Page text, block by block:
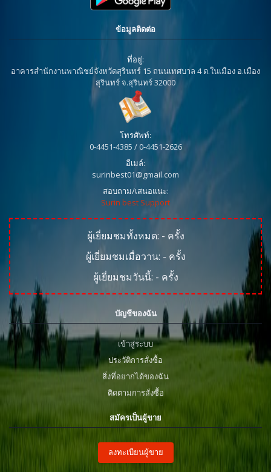
ข้อมูลติดต่อ
ที่อยู่:
อาคารสำนักงานพาณิชย์จังหวัดสุรินทร์ 15 ถนนเทศบาล 4 ต.ในเมือง อ.เมือง
สุรินทร์ จ.สุรินทร์ 32000
โทรศัพท์:
0-4451-4385 / 0-4451-2626
อีเมล์:
surinbest01@gmail.com
สอบถาม/เสนอแนะ:
Surin best Support
ผู้เยี่ยมชมทั้งหมด: - ครั้ง
ผู้เยี่ยมชมเมื่อวาน: - ครั้ง
ผู้เยี่ยมชมวันนี้: - ครั้ง
บัญชีของฉัน
เข้าสู่ระบบ
ประวัติการสั่งซื้อ
สิ่งที่อยากได้ของฉัน
ติดตามการสั่งซื้อ
สมัครเป็นผู้ขาย
ลงทะเบียนผู้ขาย